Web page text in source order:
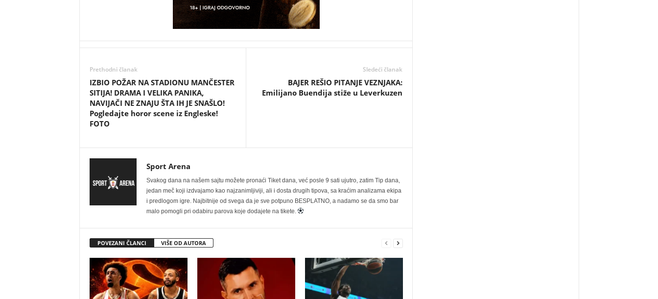
Prethodni članak
IZBIO POŽAR NA STADIONU MANČESTER
SITIJA! DRAMA I VELIKA PANIKA,
NAVIJAČI NE ZNAJU ŠTA IH JE SNAŠLO!
Pogledajte horor scene iz Engleske!
FOTO
Sledeći članak
BAJER REŠIO PITANJE VEZNJAKA:
Emilijano Buendija stiže u Leverkuzen
Sport Arena
Svakog dana na našem sajtu možete pronaći Tiket dana, već posle 9 sati ujutro, zatim Tip dana,
jedan meč koji izdvajamo kao najzanimljiviji, ali i dosta drugih tipova, sa kraćim analizama ekipa
i predlogom igre. Najbitnije od svega da je sve potpuno BESPLATNO, a nadamo se da smo bar
malo pomogli pri odabiru parova koje dodajete na tikete.
POVEZANI ČLANCI VIŠE OD AUTORA